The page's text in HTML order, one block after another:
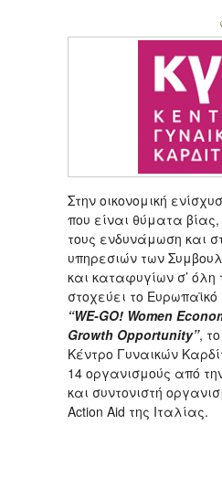
Στην οικονομική
που είναι θύματα βίας,
τους ενδυνάμωση και
υπηρεσιών των
και καταφυγίων σ’ όλη
στοχεύει το
“WE-GO! Women
Growth Opportunity”,
Κέντρο Γυναικών
14 οργανισμούς από
και συντονιστή
Action Aid της Ιταλίας.